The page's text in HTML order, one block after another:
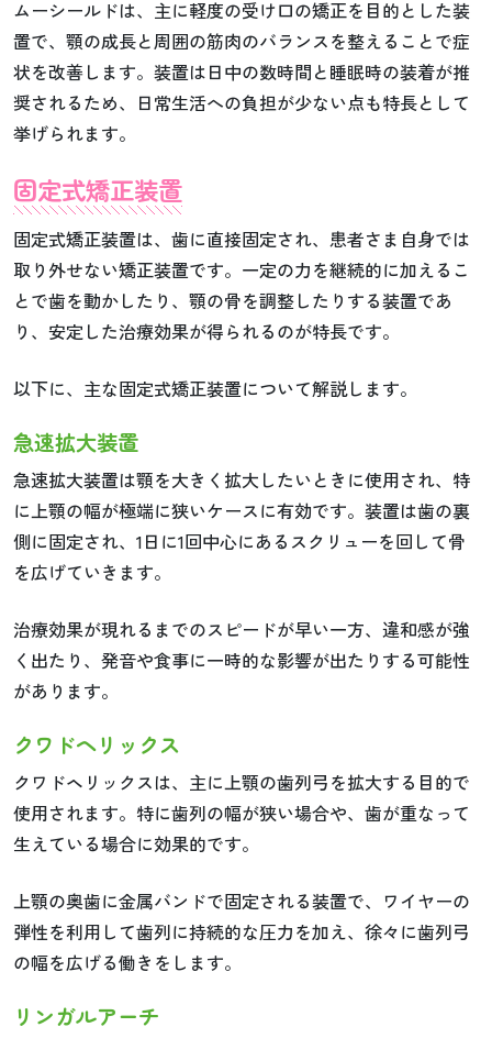
ムーシールドは、主に軽度の受け口の矯正を目的とした装
置で、顎の成長と周囲の筋肉のバランスを整えることで症
状を改善します。装置は日中の数時間と睡眠時の装着が推
奨されるため、日常生活への負担が少ない点も特長として
挙げられます。
固定式矯正装置
固定式矯正装置は、歯に直接固定され、患者さま自身では
取り外せない矯正装置です。一定の力を継続的に加えるこ
とで歯を動かしたり、顎の骨を調整したりする装置であ
り、安定した治療効果が得られるのが特長です。
以下に、主な固定式矯正装置について解説します。
急速拡大装置
急速拡大装置は顎を大きく拡大したいときに使用され、特
に上顎の幅が極端に狭いケースに有効です。装置は歯の裏
側に固定され、1日に1回中心にあるスクリューを回して骨
を広げていきます。
治療効果が現れるまでのスピードが早い一方、違和感が強
く出たり、発音や食事に一時的な影響が出たりする可能性
があります。
クワドヘリックス
クワドヘリックスは、主に上顎の歯列弓を拡大する目的で
使用されます。特に歯列の幅が狭い場合や、歯が重なって
生えている場合に効果的です。
上顎の奥歯に金属バンドで固定される装置で、ワイヤーの
弾性を利用して歯列に持続的な圧力を加え、徐々に歯列弓
の幅を広げる働きをします。
リンガルアーチ